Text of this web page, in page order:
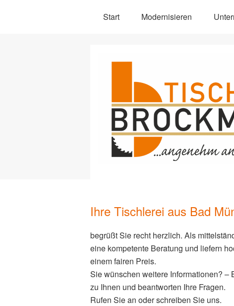
Start Modernisieren
Ihre Tischlerei aus Bad
begrüßt Sie recht herzlich. Als
eine kompetente Beratung und liefern
einem fairen Preis.
Sie wünschen weitere Informationen? –
zu Ihnen und beantworten Ihre Fragen.
Rufen Sie an oder schreiben Sie uns.